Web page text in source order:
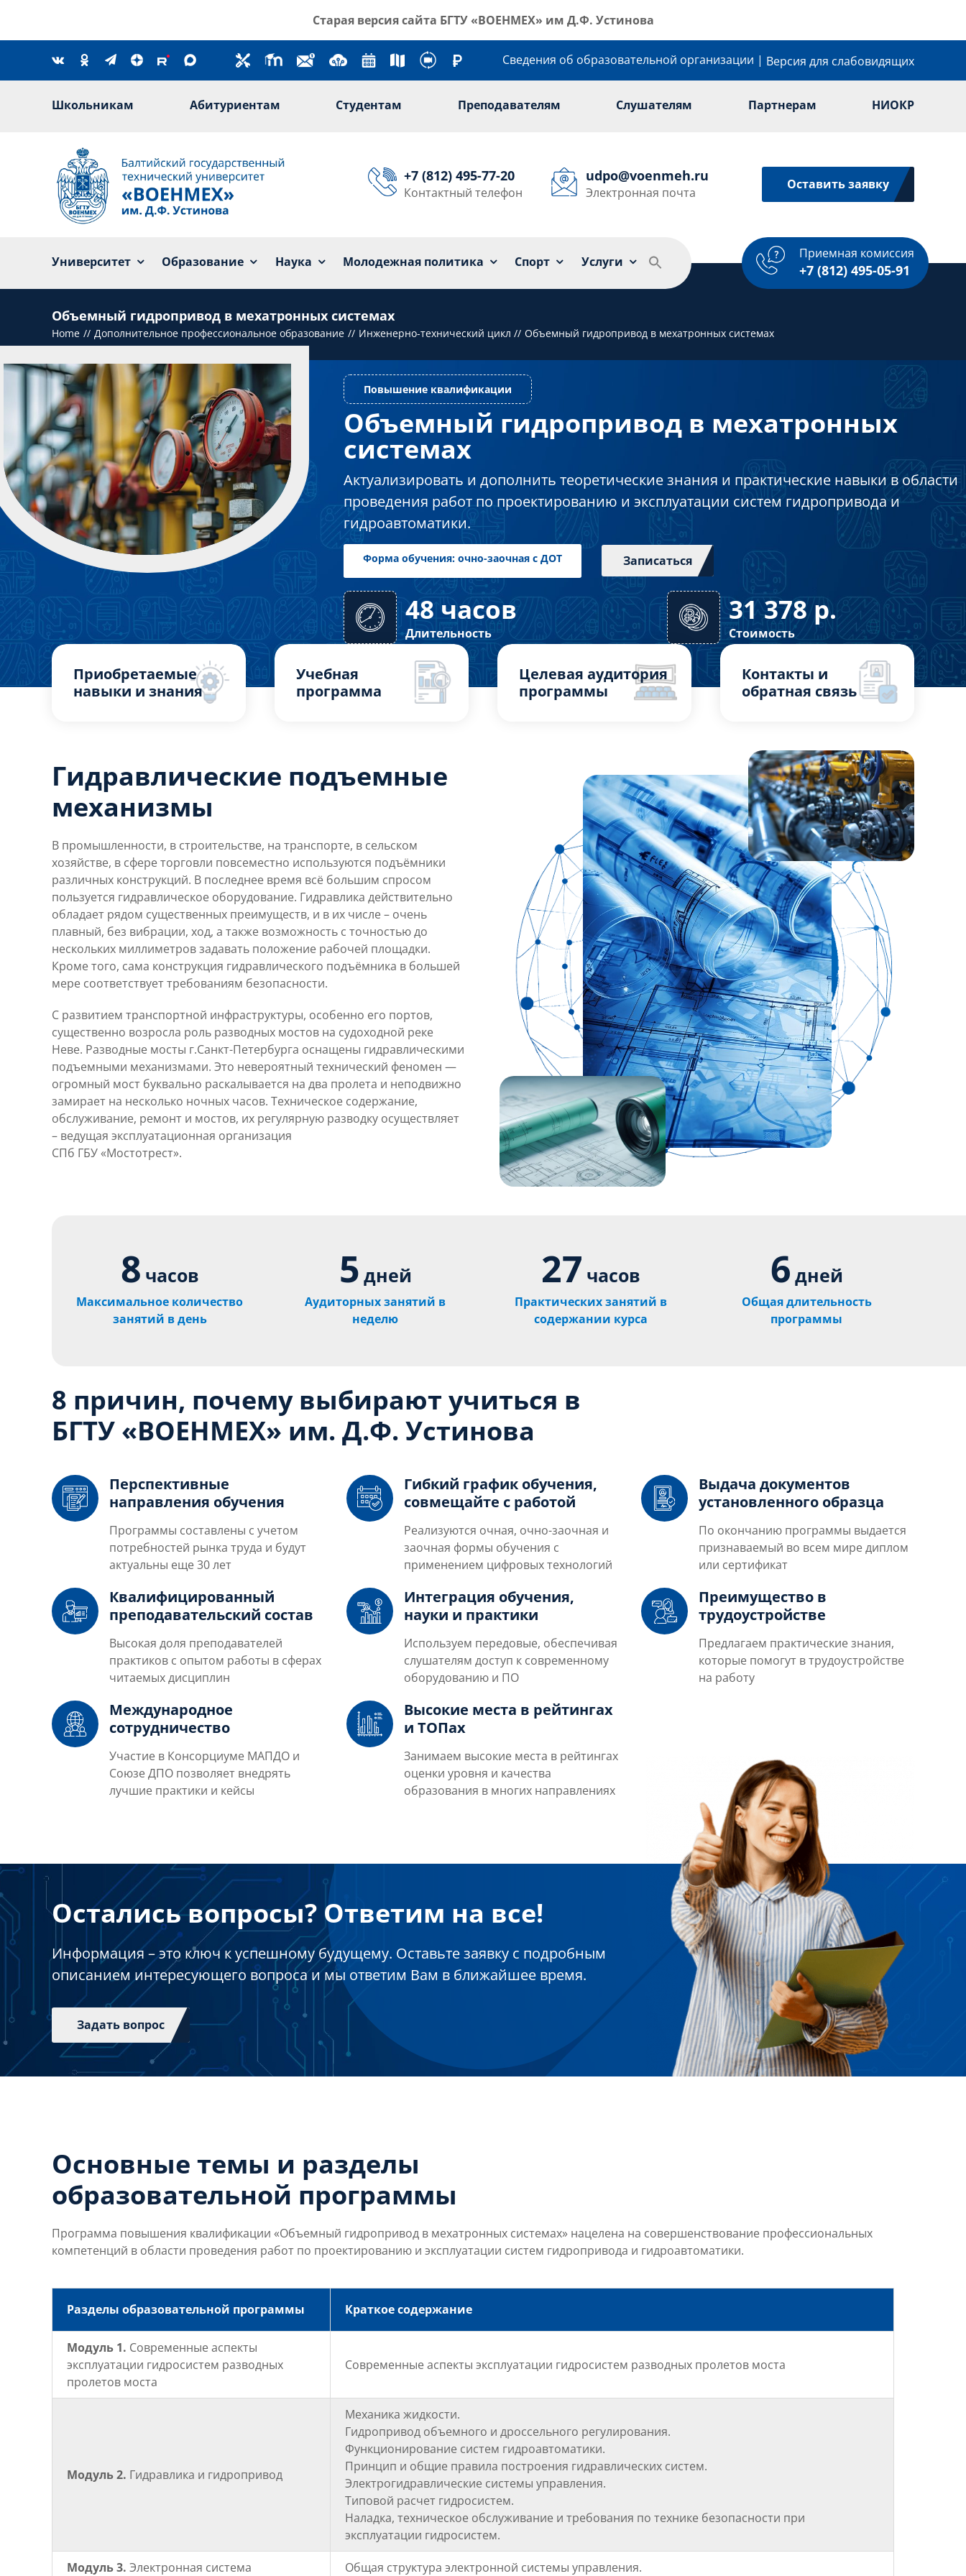
content
Старая версия сайта БГТУ «ВОЕНМЕХ» им Д.Ф. Устинова
Сведения об образовательной организации | Версия для слабовидящих
Школьникам Абитуриентам Студентам Преподавателям Слушателям Партнерам НИОКР
+7 (812) 495-77-20
Контактный телефон
udpo@voenmeh.ru
Электронная почта
Оставить заявку
Университет Образование Наука Молодежная политика Спорт Услуги
Приемная комиссия
+7 (812) 495-05-91
Университет Образование Наука Молодежная политика Спорт Услуги
Объемный гидропривод в мехатронных системах
Home Дополнительное профессиональное образование Инженерно-технический цикл Объемный гидропривод в мехатронных системах
Повышение квалификации
Объемный гидропривод в мехатронных
системах
Актуализировать и дополнить теоретические знания и практические навыки в области
проведения работ по проектированию и эксплуатации систем гидропривода и
гидроавтоматики.
Форма обучения: очно-заочная с ДОТ
Записаться
48 часов
Длительность
31 378р.
Стоимость
Приобретаемые
навыки и знания
Учебная
программа
Целевая аудитория
программы
Контакты и
обратная связь
Гидравлические подъемные
механизмы
В промышленности, в строительстве, на транспорте, в сельском
хозяйстве, в сфере торговли повсеместно используются подъёмники
различных конструкций. В последнее время всё большим спросом
пользуется гидравлическое оборудование. Гидравлика действительно
обладает рядом существенных преимуществ, и в их числе – очень
плавный, без вибрации, ход, а также возможность с точностью до
нескольких миллиметров задавать положение рабочей площадки.
Кроме того, сама конструкция гидравлического подъёмника в большей
мере соответствует требованиям безопасности.
С развитием транспортной инфраструктуры, особенно его портов,
существенно возросла роль разводных мостов на судоходной реке
Неве. Разводные мосты г.Санкт-Петербурга оснащены гидравлическими
подъемными механизмами. Это невероятный технический феномен —
огромный мост буквально раскалывается на два пролета и неподвижно
замирает на несколько ночных часов. Техническое содержание,
обслуживание, ремонт и мостов, их регулярную разводку осуществляет
– ведущая эксплуатационная организация
СПб ГБУ «Мостотрест».
8 часов
Максимальное количество
занятий в день
5 дней
Аудиторных занятий в
неделю
27 часов
Практических занятий в
содержании курса
6 дней
Общая длительность
программы
8 причин, почему выбирают учиться в
БГТУ «ВОЕНМЕХ» им. Д.Ф. Устинова
Перспективные
направления обучения
Программы составлены с учетом
потребностей рынка труда и будут
актуальны еще 30 лет
Гибкий график обучения,
совмещайте с работой
Реализуются очная, очно-заочная и
заочная формы обучения с
применением цифровых технологий
Выдача документов
установленного образца
По окончанию программы выдается
признаваемый во всем мире диплом
или сертификат
Квалифицированный
преподавательский состав
Высокая доля преподавателей
практиков с опытом работы в сферах
читаемых дисциплин
Интеграция обучения,
науки и практики
Используем передовые, обеспечивая
слушателям доступ к современному
оборудованию и ПО
Преимущество в
трудоустройстве
Предлагаем практические знания,
которые помогут в трудоустройстве
на работу
Международное
сотрудничество
Участие в Консорциуме МАПДО и
Союзе ДПО позволяет внедрять
лучшие практики и кейсы
Высокие места в рейтингах
и ТОПах
Занимаем высокие места в рейтингах
оценки уровня и качества
образования в многих направлениях
Остались вопросы? Ответим на все!
Информация – это ключ к успешному будущему. Оставьте заявку с подробным
описанием интересующего вопроса и мы ответим Вам в ближайшее время.
Задать вопрос
Основные темы и разделы
образовательной программы
Программа повышения квалификации «Объемный гидропривод в мехатронных системах» нацелена на совершенствование профессиональных
компетенций в области проведения работ по проектированию и эксплуатации систем гидропривода и гидроавтоматики.
Разделы образовательной программы Краткое содержание
Модуль 1. Современные аспекты
эксплуатации гидросистем разводных
пролетов моста
Современные аспекты эксплуатации гидросистем разводных пролетов моста
Модуль 2. Гидравлика и гидропривод
Механика жидкости.
Гидропривод объемного и дроссельного регулирования.
Функционирование систем гидроавтоматики.
Принцип и общие правила построения гидравлических систем.
Электрогидравлические системы управления.
Типовой расчет гидросистем.
Наладка, техническое обслуживание и требования по технике безопасности при
эксплуатации гидросистем.
Модуль 3. Электронная система Общая структура электронной системы управления.